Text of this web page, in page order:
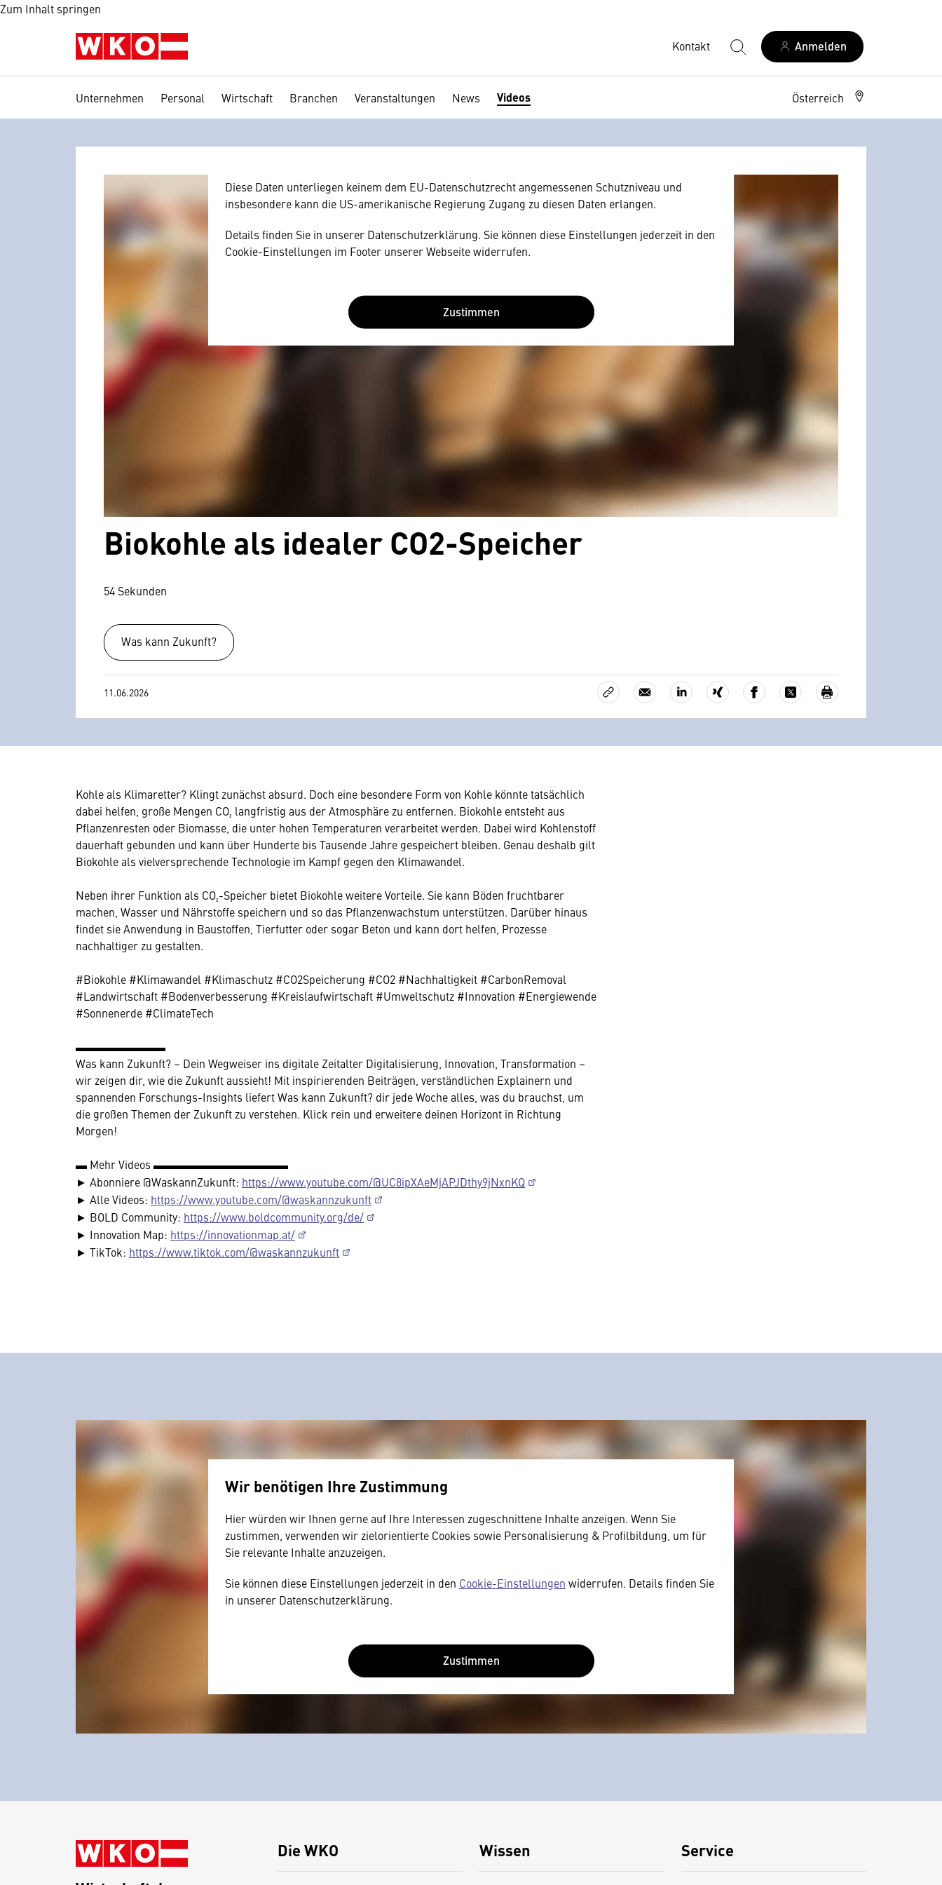
Zum Inhalt springen
Kontakt Anmelden
Unternehmen Personal Wirtschaft Branchen Veranstaltungen News Videos Österreich
Wir benötigen Ihre Zustimmung
Diese Daten unterliegen keinem dem EU-Datenschutzrecht angemessenen Schutzniveau und
insbesondere kann die US-amerikanische Regierung Zugang zu diesen Daten erlangen.
Details finden Sie in unserer Datenschutzerklärung. Sie können diese Einstellungen jederzeit in den
Cookie-Einstellungen im Footer unserer Webseite widerrufen.
Zustimmen
Biokohle als idealer CO2-Speicher
54 Sekunden
Was kann Zukunft?
11.06.2026
Kohle als Klimaretter? Klingt zunächst absurd. Doch eine besondere Form von Kohle könnte tatsächlich
dabei helfen, große Mengen CO₂ langfristig aus der Atmosphäre zu entfernen. Biokohle entsteht aus
Pflanzenresten oder Biomasse, die unter hohen Temperaturen verarbeitet werden. Dabei wird Kohlenstoff
dauerhaft gebunden und kann über Hunderte bis Tausende Jahre gespeichert bleiben. Genau deshalb gilt
Biokohle als vielversprechende Technologie im Kampf gegen den Klimawandel.
Neben ihrer Funktion als CO₂-Speicher bietet Biokohle weitere Vorteile. Sie kann Böden fruchtbarer
machen, Wasser und Nährstoffe speichern und so das Pflanzenwachstum unterstützen. Darüber hinaus
findet sie Anwendung in Baustoffen, Tierfutter oder sogar Beton und kann dort helfen, Prozesse
nachhaltiger zu gestalten.
#Biokohle #Klimawandel #Klimaschutz #CO2Speicherung #CO2 #Nachhaltigkeit #CarbonRemoval
#Landwirtschaft #Bodenverbesserung #Kreislaufwirtschaft #Umweltschutz #Innovation #Energiewende
#Sonnenerde #ClimateTech
▬▬▬▬▬▬▬▬
Was kann Zukunft? – Dein Wegweiser ins digitale Zeitalter Digitalisierung, Innovation, Transformation –
wir zeigen dir, wie die Zukunft aussieht! Mit inspirierenden Beiträgen, verständlichen Explainern und
spannenden Forschungs-Insights liefert Was kann Zukunft? dir jede Woche alles, was du brauchst, um
die großen Themen der Zukunft zu verstehen. Klick rein und erweitere deinen Horizont in Richtung
Morgen!
▬ Mehr Videos ▬▬▬▬▬▬▬▬▬▬▬▬
► Abonniere @WaskannZukunft: https://www.youtube.com/@UC8ipXAeMjAPJDthy9jNxnKQ
► Alle Videos: https://www.youtube.com/@waskannzukunft
► BOLD Community: https://www.boldcommunity.org/de/
► Innovation Map: https://innovationmap.at/
► TikTok: https://www.tiktok.com/@waskannzukunft
Wir benötigen Ihre Zustimmung
Hier würden wir Ihnen gerne auf Ihre Interessen zugeschnittene Inhalte anzeigen. Wenn Sie
zustimmen, verwenden wir zielorientierte Cookies sowie Personalisierung & Profilbildung, um für
Sie relevante Inhalte anzuzeigen.
Sie können diese Einstellungen jederzeit in den Cookie-Einstellungen widerrufen. Details finden Sie
in unserer Datenschutzerklärung.
Zustimmen
Die WKO Wissen Service